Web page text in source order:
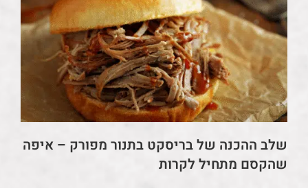
שלב ההכנה של בריסקט בתנור מפורק – איפה
שהקסם מתחיל לקרות